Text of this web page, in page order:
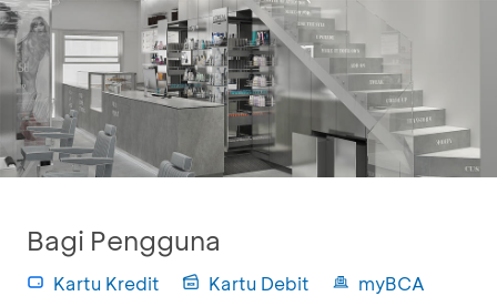
Bagi Pengguna
Kartu Kredit Kartu Debit
myBCA